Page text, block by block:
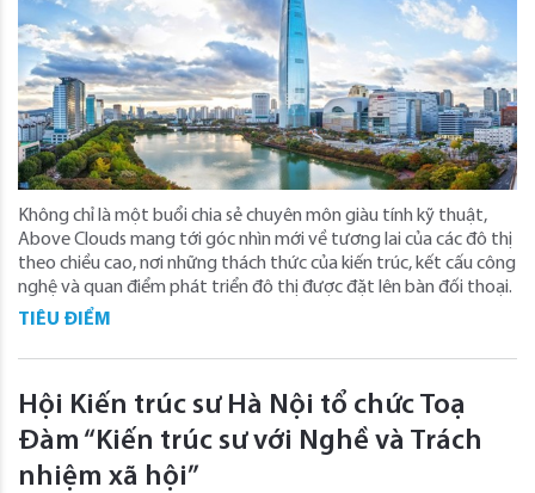
Không chỉ là một buổi chia sẻ chuyên môn giàu tính kỹ thuật,
Above Clouds mang tới góc nhìn mới về tương lai của các đô thị
theo chiều cao, nơi những thách thức của kiến trúc, kết cấu công
nghệ và quan điểm phát triển đô thị được đặt lên bàn đối thoại.
TIÊU ĐIỂM
Hội Kiến trúc sư Hà Nội tổ chức Toạ
Đàm “Kiến trúc sư với Nghề và Trách
nhiệm xã hội”